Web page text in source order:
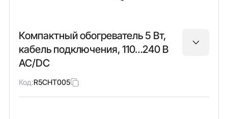
Компактный обогреватель 5 Вт,
кабель подключения, 110…240 В
AC/DC
Код:R5CHT005